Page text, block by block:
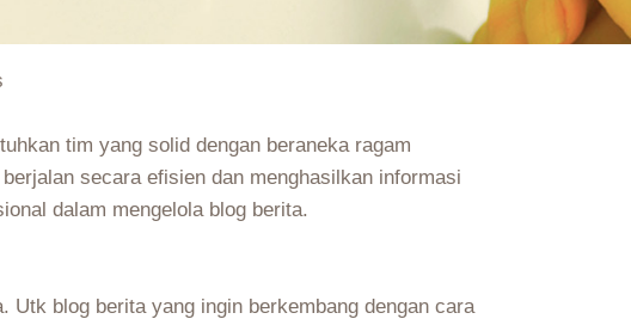
tim yang solid dengan beraneka ragam
secara efisien dan menghasilkan informasi
dalam mengelola blog berita.
Utk blog berita yang ingin berkembang dengan cara